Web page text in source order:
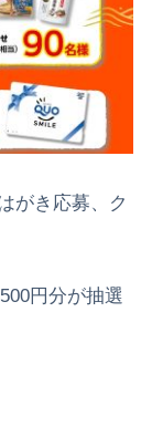
がき応募、ク
円分が抽選